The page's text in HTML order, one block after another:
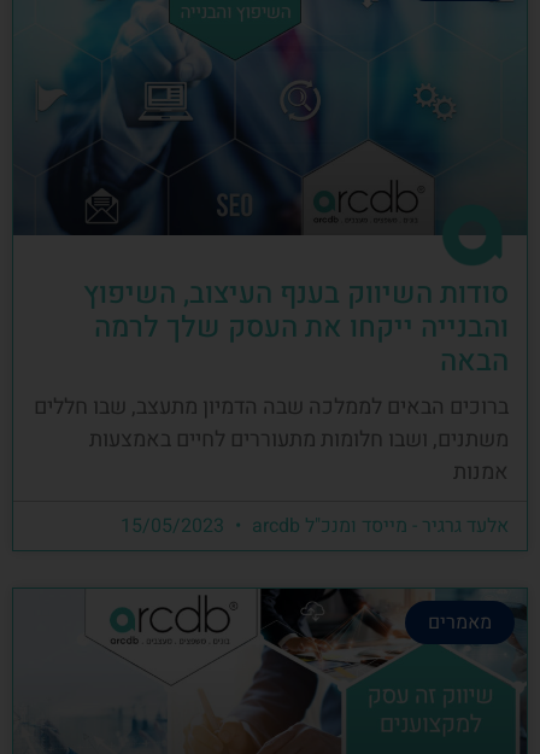
סודות השיווק בענף העיצוב, השיפוץ
והבנייה ייקחו את העסק שלך לרמה
הבאה
ברוכים הבאים לממלכה שבה הדמיון מתעצב, שבו חללים
משתנים, ושבו חלומות מתעוררים לחיים באמצעות
אמנות
אלעד גרגיר - מייסד ומנכ"ל arcdb
מאמרים